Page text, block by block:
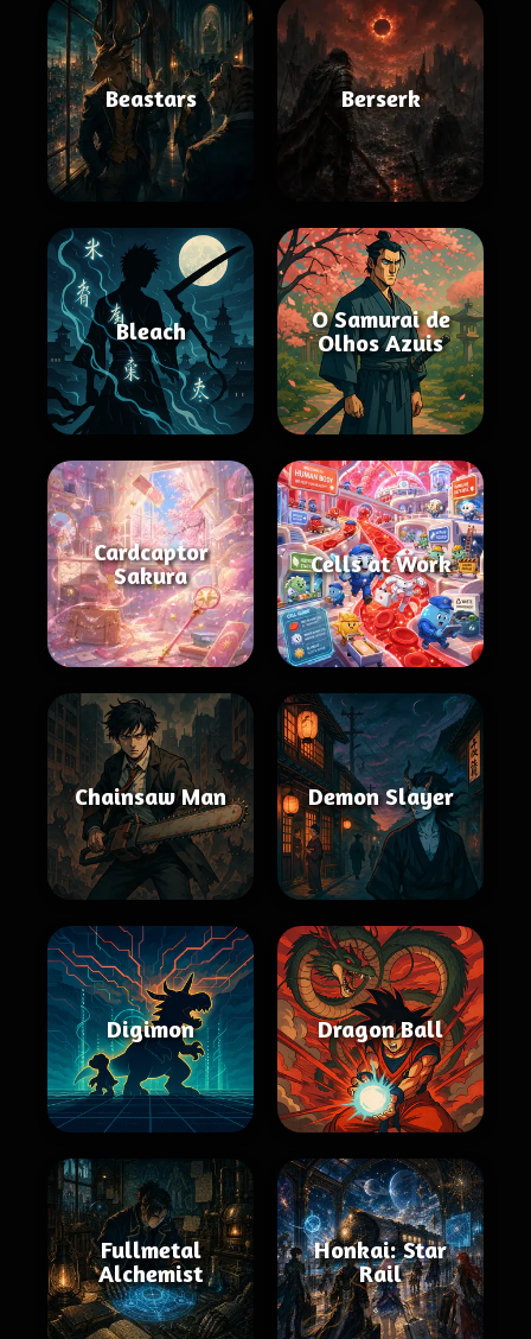
Beastars Berserk
Bleach
O Samurai de
Olhos Azuis
Cardcaptor
Sakura
Cells at Work
Chainsaw Man Demon Slayer
Digimon Dragon Ball
Fullmetal
Alchemist
Honkai: Star
Rail